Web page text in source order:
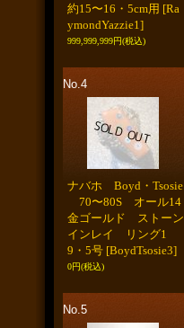
約15〜16・5cm用 [Ra
ymondYazzie1]
999,999,999円(税込)
No.4
ナバホ Boyd・Tsosie
70〜80S オール14
金ゴールド ストーン
インレイ リング1
9・5号 [BoydTsosie3]
0円(税込)
No.5